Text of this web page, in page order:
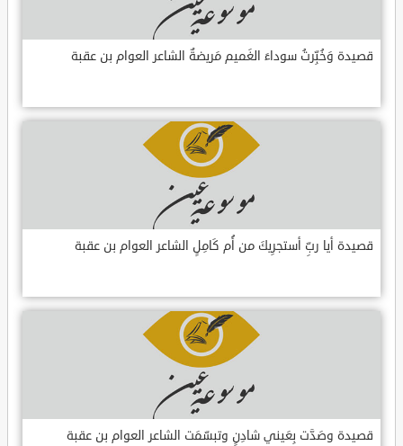
قصيدة وَخُبِّرتُ سوداءَ الغَميم مَريضةٌ الشاعر العوام بن عقبة
قصيدة أيا ربِّ أستجرِيكَ من أُم كَامِلٍ الشاعر العوام بن عقبة
قصيدة وصَدَّت بِعَيني شادِنٍ وتبسّمَت الشاعر العوام بن عقبة